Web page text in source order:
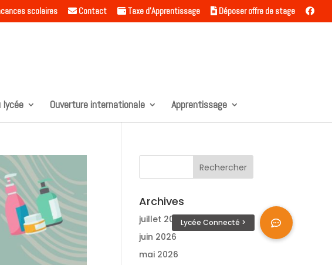
scolaires Contact Taxe d’Apprentissage Déposer offre de stage
lycée Ouverture internationale Apprentissage
Archives
juillet 2026
juin 2026
mai 2026